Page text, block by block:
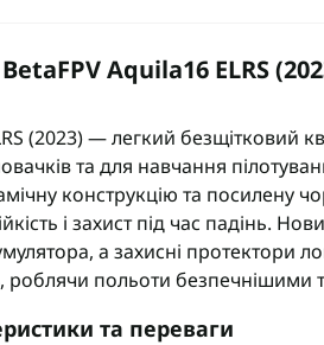
Aquila16 ELRS
(2023) — легкий безщітковий
та для навчання
конструкцію та посилену
і захист під час падінь.
а захисні протектори
роблячи польоти безпечнішими
та переваги